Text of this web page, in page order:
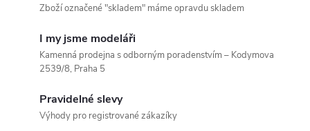
Zboží označené "skladem" máme opravdu skladem
I my jsme modeláři
Kamenná prodejna s odborným poradenstvím – Kodymova
2539/8, Praha 5
Pravidelné slevy
Výhody pro registrované zákazíky